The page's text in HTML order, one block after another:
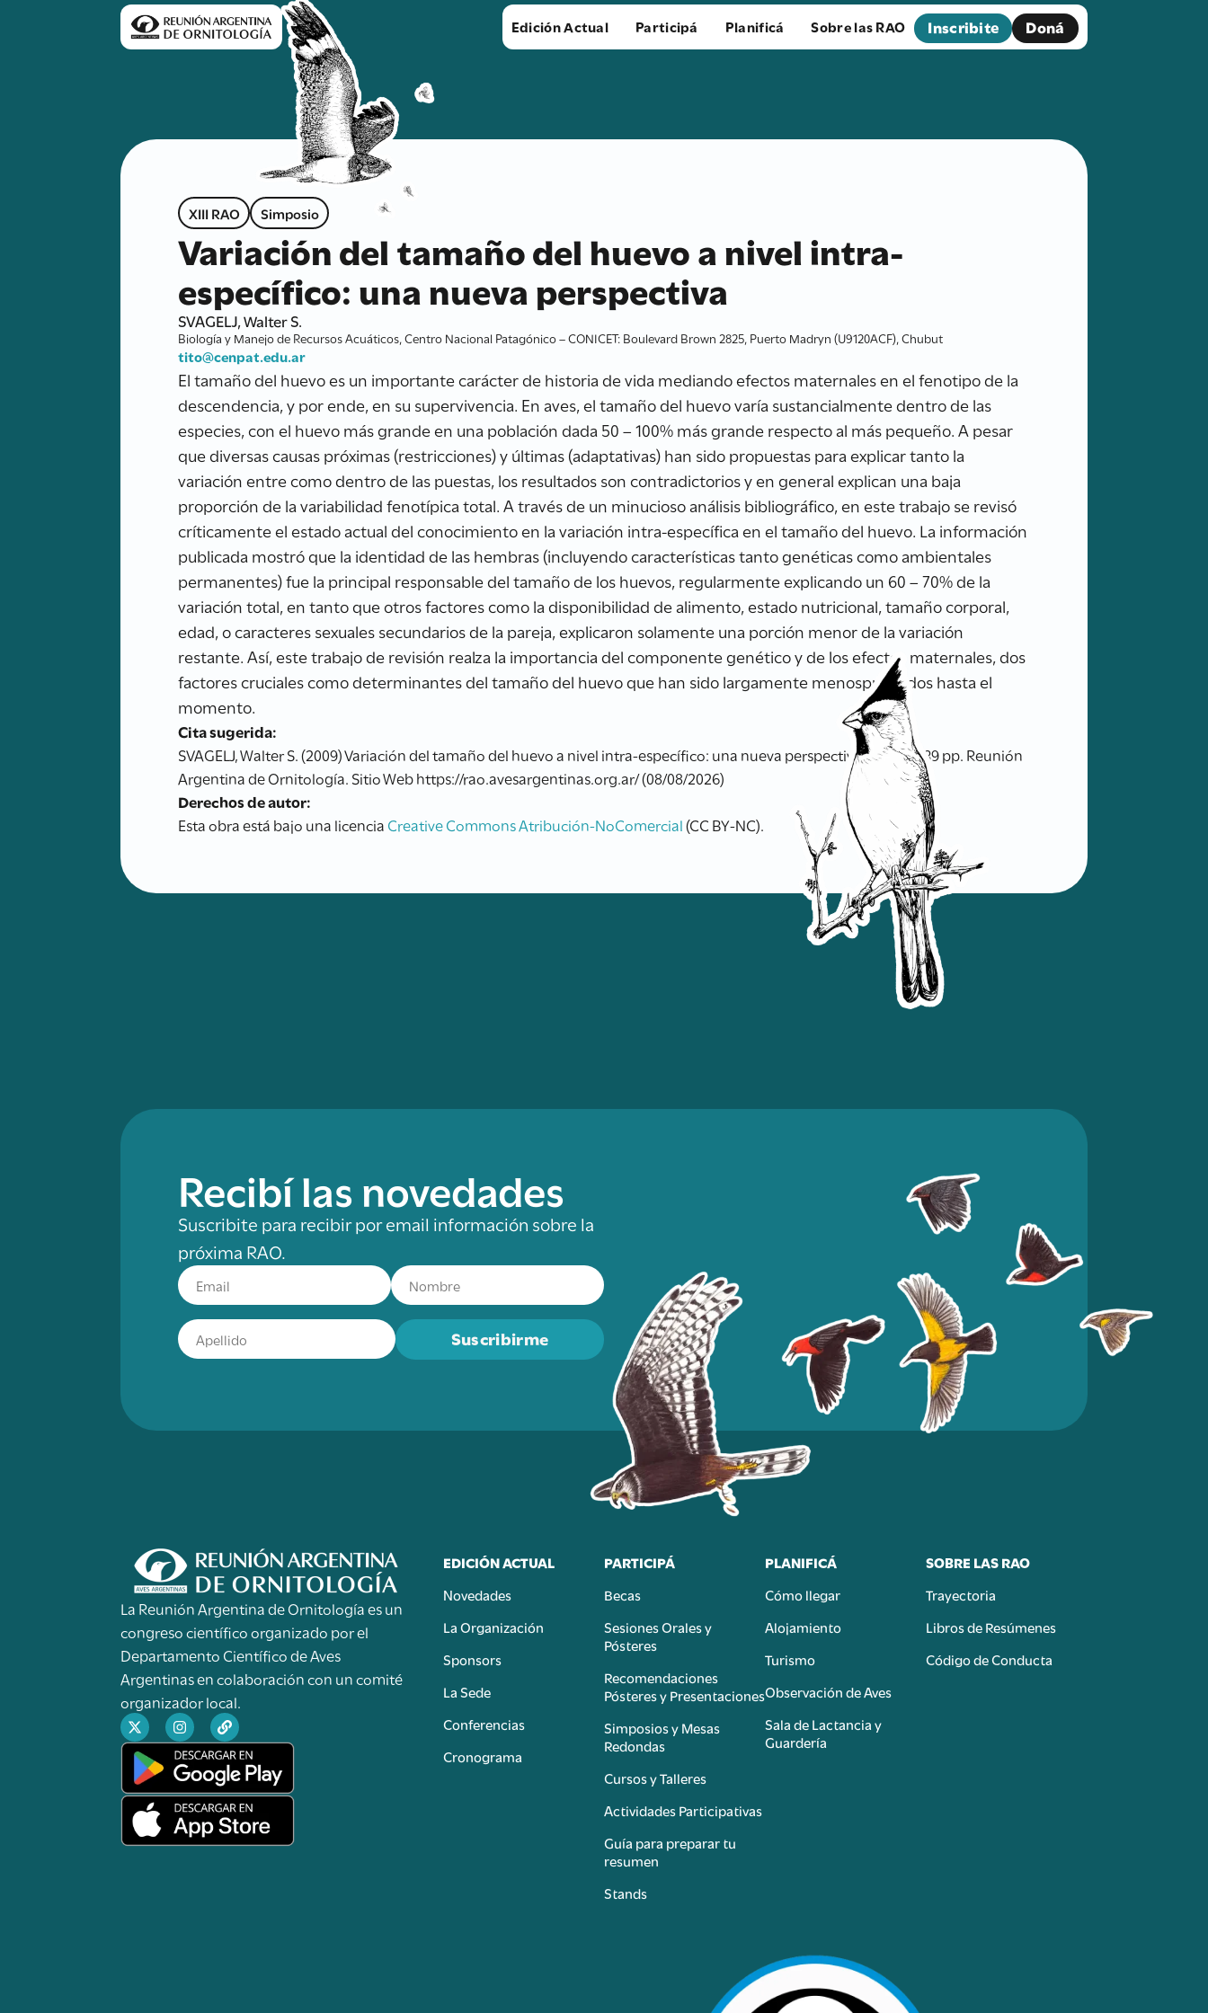
Edición Actual Participá Planificá Sobre las RAO Inscribite Doná
XIII RAO Simposio
Variación del tamaño del huevo a nivel intra-
específico: una nueva perspectiva
SVAGELJ, Walter S.
Biología y Manejo de Recursos Acuáticos, Centro Nacional Patagónico – CONICET: Boulevard Brown 2825, Puerto Madryn (U9120ACF), Chubut
tito@cenpat.edu.ar
El tamaño del huevo es un importante carácter de historia de vida mediando efectos maternales en el fenotipo de la
descendencia, y por ende, en su supervivencia. En aves, el tamaño del huevo varía sustancialmente dentro de las
especies, con el huevo más grande en una población dada 50 – 100% más grande respecto al más pequeño. A pesar
que diversas causas próximas (restricciones) y últimas (adaptativas) han sido propuestas para explicar tanto la
variación entre como dentro de las puestas, los resultados son contradictorios y en general explican una baja
proporción de la variabilidad fenotípica total. A través de un minucioso análisis bibliográfico, en este trabajo se revisó
críticamente el estado actual del conocimiento en la variación intra-específica en el tamaño del huevo. La información
publicada mostró que la identidad de las hembras (incluyendo características tanto genéticas como ambientales
permanentes) fue la principal responsable del tamaño de los huevos, regularmente explicando un 60 – 70% de la
variación total, en tanto que otros factores como la disponibilidad de alimento, estado nutricional, tamaño corporal,
edad, o caracteres sexuales secundarios de la pareja, explicaron solamente una porción menor de la variación
restante. Así, este trabajo de revisión realza la importancia del componente genético y de los efectos maternales, dos
factores cruciales como determinantes del tamaño del huevo que han sido largamente menospreciados hasta el
momento.
Cita sugerida:
SVAGELJ, Walter S. (2009) Variación del tamaño del huevo a nivel intra-específico: una nueva perspectiva. XIII RAO 39 pp. Reunión
Argentina de Ornitología. Sitio Web https://rao.avesargentinas.org.ar/ (08/08/2026)
Derechos de autor:
Esta obra está bajo una licencia Creative Commons Atribución-NoComercial(CC BY-NC).
Recibí las novedades
Suscribite para recibir por email información sobre la
próxima RAO.
Suscribirme
La Reunión Argentina de Ornitología es un
congreso científico organizado por el
Departamento Científico de Aves
Argentinas en colaboración con un comité
organizador local.
EDICIÓN ACTUAL
Novedades
La Organización
Sponsors
La Sede
Conferencias
Cronograma
PARTICIPÁ
Becas
Sesiones Orales y
Pósteres
Recomendaciones
Pósteres y Presentaciones
Simposios y Mesas
Redondas
Cursos y Talleres
Actividades Participativas
Guía para preparar tu
resumen
Stands
PLANIFICÁ
Cómo llegar
Alojamiento
Turismo
Observación de Aves
Sala de Lactancia y
Guardería
SOBRE LAS RAO
Trayectoria
Libros de Resúmenes
Código de Conducta